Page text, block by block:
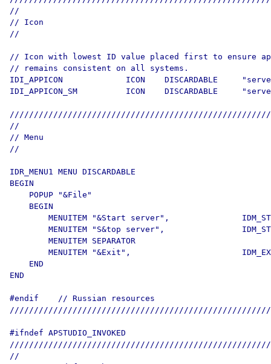
//
// Icon
//
// Icon with lowest ID value placed first to ensure
// remains consistent on all systems.
IDI_APPICON             ICON    DISCARDABLE
IDI_APPICON_SM          ICON    DISCARDABLE
//
// Menu
//
IDR_MENU1 MENU DISCARDABLE
BEGIN
    POPUP "&File"
    BEGIN
MENUITEM "&Start server",
MENUITEM "S&top server",
        MENUITEM SEPARATOR
MENUITEM "&Exit",
    END
END
#endif    // Russian resources
#ifndef APSTUDIO_INVOKED
//